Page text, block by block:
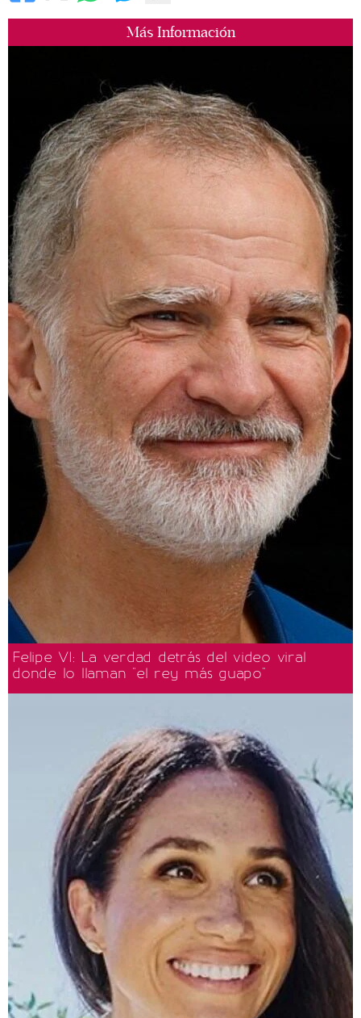
Más Información
Felipe VI: La verdad detrás del video viral
donde lo llaman "el rey más guapo"